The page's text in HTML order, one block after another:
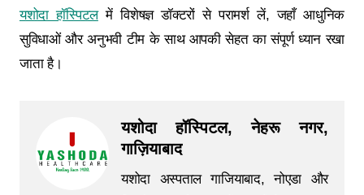
यशोदा हॉस्पिटलमें विशेषज्ञ डॉक्टरों से परामर्श लें, जहाँ आधुनिक
सुविधाओं और अनुभवी टीम के साथ आपकी सेहत का संपूर्ण ध्यान रखा
जाता है।
यशोदा हॉस्पिटल, नेहरू नगर,
गाज़ियाबाद
यशोदा अस्पताल गाजियाबाद, नोएडा और